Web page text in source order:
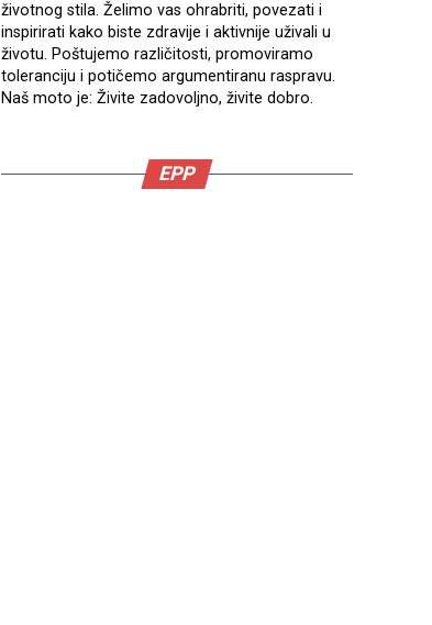
životnog stila. Želimo vas ohrabriti, povezati i
inspirirati kako biste zdravije i aktivnije uživali u
životu. Poštujemo različitosti, promoviramo
toleranciju i potičemo argumentiranu raspravu.
Naš moto je: Živite zadovoljno, živite dobro.
EPP